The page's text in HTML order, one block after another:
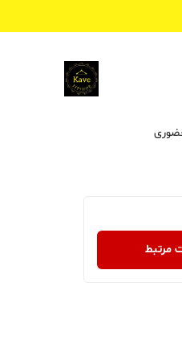
مرتبط